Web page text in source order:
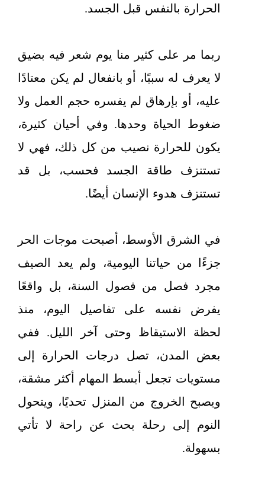
الحرارة بالنفس قبل الجسد.
ربما مر على كثير منا يوم شعر فيه بضيق
لا يعرف له سببًا، أو بانفعال لم يكن معتادًا
عليه، أو بإرهاق لم يفسره حجم العمل ولا
ضغوط الحياة وحدها. وفي أحيان كثيرة،
يكون للحرارة نصيب من كل ذلك، فهي لا
تستنزف طاقة الجسد فحسب، بل قد
تستنزف هدوء الإنسان أيضًا.
في الشرق الأوسط، أصبحت موجات الحر
جزءًا من حياتنا اليومية، ولم يعد الصيف
مجرد فصل من فصول السنة، بل واقعًا
يفرض نفسه على تفاصيل اليوم، منذ
لحظة الاستيقاظ وحتى آخر الليل. ففي
بعض المدن، تصل درجات الحرارة إلى
مستويات تجعل أبسط المهام أكثر مشقة،
ويصبح الخروج من المنزل تحديًا، ويتحول
النوم إلى رحلة بحث عن راحة لا تأتي
بسهولة.